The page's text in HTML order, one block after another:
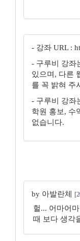
- 강좌 URL :
- 구루비 강좌
있으며, 다른
를 꼭 밝혀 주
- 구루비 강좌
학원 홍보, 수
없습니다.
by 아발란체
헐... 어마어
때 보다 생각